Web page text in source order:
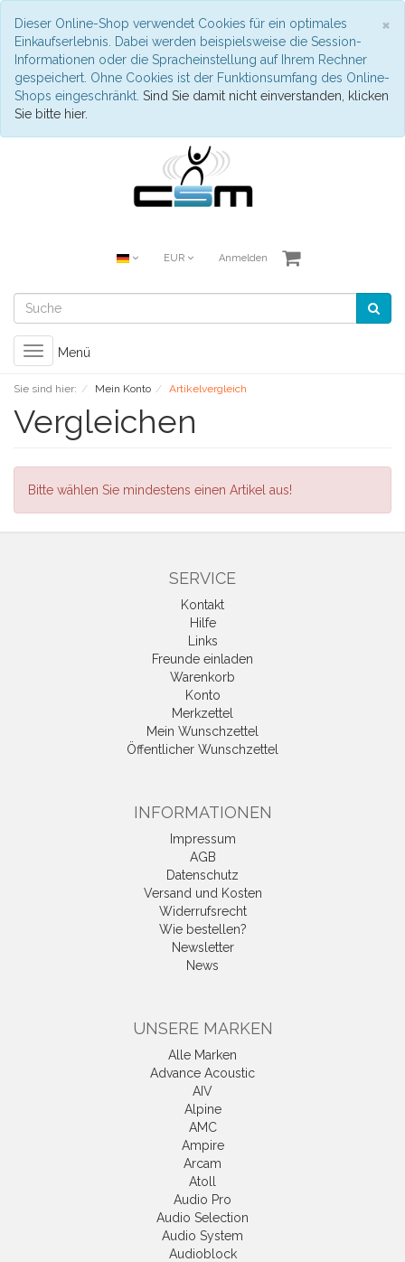
×
Dieser Online-Shop verwendet Cookies für ein optimales
Einkaufserlebnis. Dabei werden beispielsweise die Session-
Informationen oder die Spracheinstellung auf Ihrem Rechner
gespeichert. Ohne Cookies ist der Funktionsumfang des Online-
Shops eingeschränkt. Sind Sie damit nicht einverstanden, klicken
Sie bitte hier.
EUR Anmelden
Toggle
navigation
Menü
Sie sind hier: Mein Konto Artikelvergleich
Vergleichen
Bitte wählen Sie mindestens einen Artikel aus!
SERVICE
Kontakt
Hilfe
Links
Freunde einladen
Warenkorb
Konto
Merkzettel
Mein Wunschzettel
Öffentlicher Wunschzettel
INFORMATIONEN
Impressum
AGB
Datenschutz
Versand und Kosten
Widerrufsrecht
Wie bestellen?
Newsletter
News
UNSERE MARKEN
Alle Marken
Advance Acoustic
AIV
Alpine
AMC
Ampire
Arcam
Atoll
Audio Pro
Audio Selection
Audio System
Audioblock